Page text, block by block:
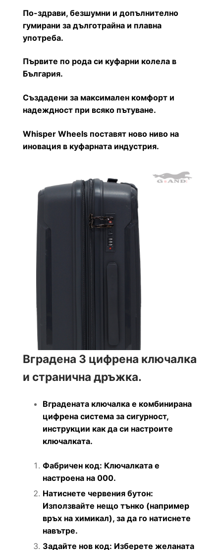
По-здрави, безшумни и допълнително
гумирани за дълготрайна и плавна
употреба.
Първите по рода си куфарни колела в
България.
Създадени за максимален комфорт и
надеждност при всяко пътуване.
Whisper Wheels поставят ново ниво на
иновация в куфарната индустрия.
Вградена 3 цифрена ключалка
и странична дръжка.
Вградената ключалка е комбинирана
цифрена система за сигурност,
инструкции как да си настроите
ключалката.
Фабричен код: Ключалката е
настроена на 000.
Натиснете червения бутон:
Използвайте нещо тънко (например
връх на химикал), за да го натиснете
навътре.
Задайте нов код: Изберете желаната